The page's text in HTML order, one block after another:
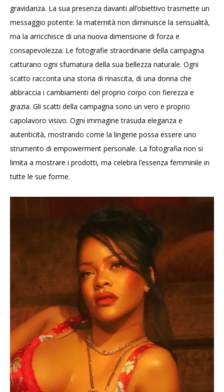
gravidanza. La sua presenza davanti all’obiettivo trasmette un
messaggio potente: la maternità non diminuisce la sensualità,
ma la arricchisce di una nuova dimensione di forza e
consapevolezza. Le fotografie straordinarie della campagna
catturano ogni sfumatura della sua bellezza naturale. Ogni
scatto racconta una storia di rinascita, di una donna che
abbraccia i cambiamenti del proprio corpo con fierezza e
grazia. Gli scatti della campagna sono un vero e proprio
capolavoro visivo. Ogni immagine trasuda eleganza e
autenticità, mostrando come la lingerie possa essere uno
strumento di empowerment personale. La fotografia non si
limita a mostrare i prodotti, ma celebra l’essenza femminile in
tutte le sue forme.